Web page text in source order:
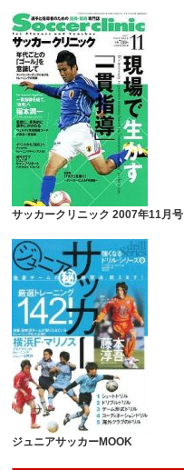
サッカークリニック 2007年11月号
ジュニアサッカーMOOK